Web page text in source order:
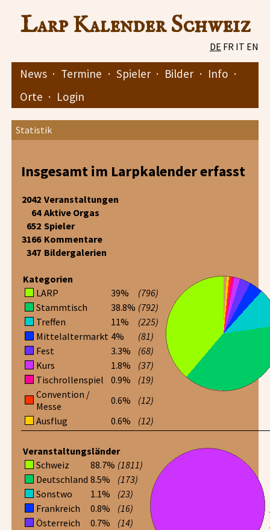
Larp Kalender Schweiz
DE FR IT EN
News · Termine · Spieler · Bilder · Info ·
Orte · Login
Statistik
Insgesamt im Larpkalender erfasst
2042 Veranstaltungen
64 Aktive Orgas
652 Spieler
3166 Kommentare
347 Bildergalerien
Kategorien
LARP
39%
(796)
Stammtisch
38.8% (792)
Treffen
11%
(225)
Mittelaltermarkt 4%
(81)
Fest
3.3%
(68)
Kurs
1.8%
(37)
Tischrollenspiel
0.9%
(19)
Convention /
Messe
0.6%
(12)
Ausflug
0.6% (12)
Veranstaltungsländer
Schweiz
88.7% (1811)
Deutschland 8.5%
(173)
Sonstwo
1.1%
(23)
Frankreich
0.8%
(16)
Österreich
0.7%
(14)